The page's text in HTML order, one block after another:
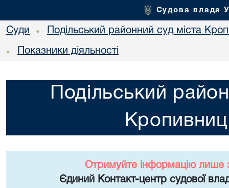
Судова влада
Суди • Подільський районний суд міста
• Показники діяльності
Подільський
Отримуйте інформацію лише
Єдиний Контакт-центр судової